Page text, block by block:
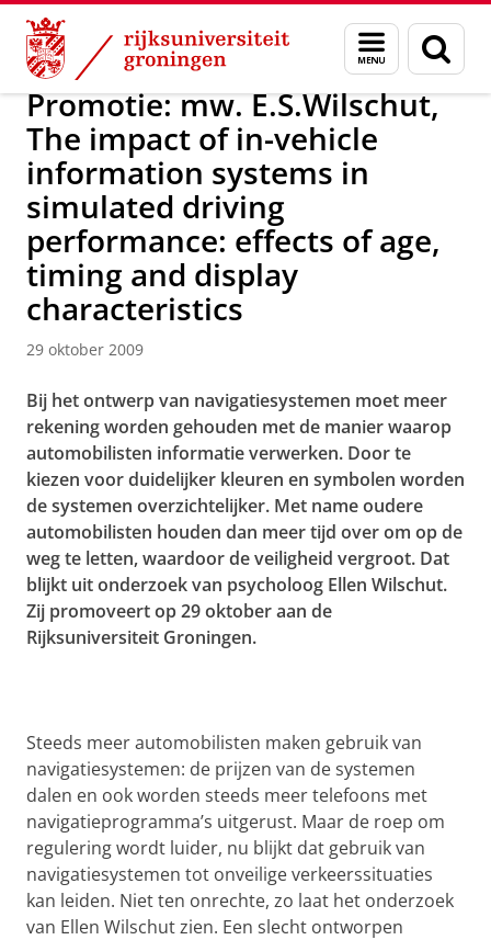
Skip
Content
Skip
Navigation
Menu
en
zoeken
Over ons Actueel Nieuws Nieuwsberichten
Promotie: mw. E.S.Wilschut,
The impact of in-vehicle
information systems in
simulated driving
performance: effects of age,
timing and display
characteristics
29 oktober 2009
Bij het ontwerp van navigatiesystemen moet meer
rekening worden gehouden met de manier waarop
automobilisten informatie verwerken. Door te
kiezen voor duidelijker kleuren en symbolen worden
de systemen overzichtelijker. Met nameoudere
automobilisten houden dan meer tijd over om op de
weg te letten, waardoor de veiligheid vergroot. Dat
blijkt uit onderzoek van psycholoog Ellen Wilschut.
Zij promoveert op 29 oktober aan de
Rijksuniversiteit Groningen.
Steeds meer automobilisten maken gebruik van
navigatiesystemen: de prijzen van de systemen
dalen en ook worden steeds meer telefoons met
navigatie­programma’s uitgerust. Maar de roep om
regulering wordt luider, nu blijkt dat gebruik van
navigatiesystemen tot onveilige verkeerssituaties
kan leiden. Niet ten onrechte, zo laat het onderzoek
van Ellen Wilschut zien. Een slecht ontworpen